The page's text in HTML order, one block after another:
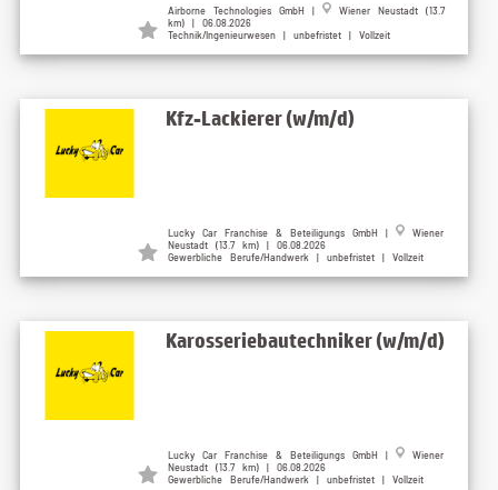
Airborne Technologies GmbH |
Wiener Neustadt (13.7
km) | 06.08.2026
Technik/Ingenieurwesen | unbefristet | Vollzeit
Kfz-Lackierer (w/m/d)
Lucky Car Franchise & Beteiligungs GmbH |
Wiener
Neustadt (13.7 km) | 06.08.2026
Gewerbliche Berufe/Handwerk | unbefristet | Vollzeit
Karosseriebautechniker (w/m/d)
Lucky Car Franchise & Beteiligungs GmbH |
Wiener
Neustadt (13.7 km) | 06.08.2026
Gewerbliche Berufe/Handwerk | unbefristet | Vollzeit